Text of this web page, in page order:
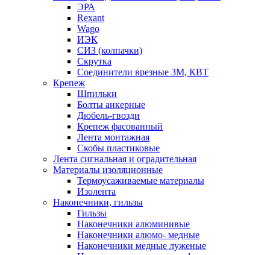
ЭРА
Rexant
Wago
ИЭК
СИЗ (колпачки)
Скрутка
Соединители врезные 3M, КВТ
Крепеж
Шпильки
Болты анкерные
Дюбель-гвозди
Крепеж фасованный
Лента монтажная
Скобы пластиковые
Лента сигнальная и оградительная
Материалы изоляционные
Термоусаживаемые матeриалы
Изолента
Наконечники, гильзы
Гильзы
Наконечники алюминивые
Наконечники алюмо- медные
Наконечники медные луженые